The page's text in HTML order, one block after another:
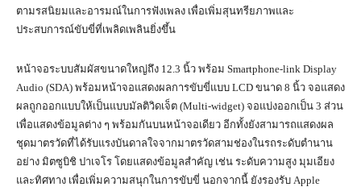
ตามรสนิยมและอารมณ์ในการฟังเพลง เพื่อเพิ่มสุนทรียภาพและ
ประสบการณ์ขับขี่ที่เพลิดเพลินยิ่งขึ้น
หน้าจอระบบสัมผัสขนาดใหญ่ถึง 12.3 นิ้ว พร้อม Smartphone-link Display
Audio (SDA) พร้อมหน้าจอแสดงผลการขับขี่แบบ LCD ขนาด 8 นิ้ว จอแสดง
ผลถูกออกแบบให้เป็นแบบมัลติวิดเจ็ต (Multi-widget) จอแบ่งออกเป็น 3 ส่วน
เพื่อแสดงข้อมูลต่าง ๆ พร้อมกันบนหน้าจอเดียว อีกทั้งยังสามารถแสดงผล
ชุดมาตรวัดที่ได้รับแรงบันดาลใจจากมาตรวัดสามช่องในรถระดับตำนาน
อย่าง มิตซูบิชิ ปาเจโร โดยแสดงข้อมูลสำคัญ เช่น ระดับความสูง มุมเอียง
และทิศทาง เพื่อเพิ่มความสนุกในการขับขี่ นอกจากนี้ ยังรองรับ Apple